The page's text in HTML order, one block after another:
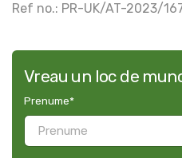
Ref no.: PR-UK/AT-2023/
Vreau un loc de
Prenume*